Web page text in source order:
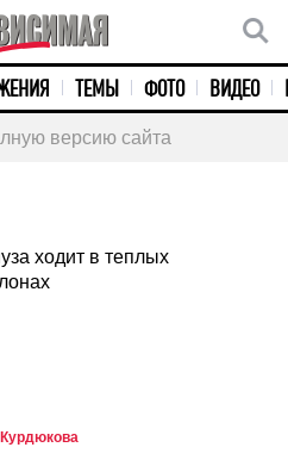
ТЕМЫ ФОТО ВИДЕО
версию сайта
ходит в теплых